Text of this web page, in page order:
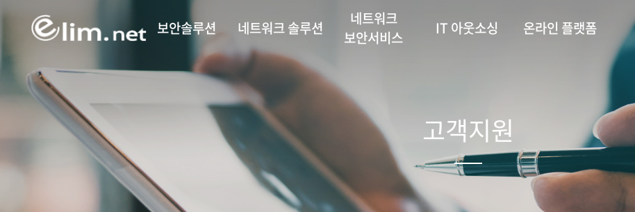
보안솔루션 네트워크 솔루션
네트워크
보안서비스
IT 아웃소싱 온라인 플랫폼
고객지원